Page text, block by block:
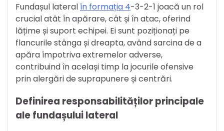
Fundașul lateralîn formația 4-3-2-1 joacă un rol
crucial atât în apărare, cât și în atac, oferind
lățime și suport echipei. Ei sunt poziționați pe
flancurile stânga și dreapta, având sarcina de a
apăra împotriva extremelor adverse,
contribuind în același timp la jocurile ofensive
prin alergări de suprapunere și centrări.
Definirea responsabilităților principale
ale fundașului lateral